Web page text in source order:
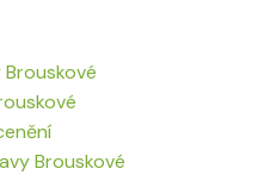
Brouskové